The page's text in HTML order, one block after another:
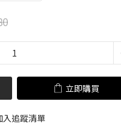
立即購買
入追蹤清單